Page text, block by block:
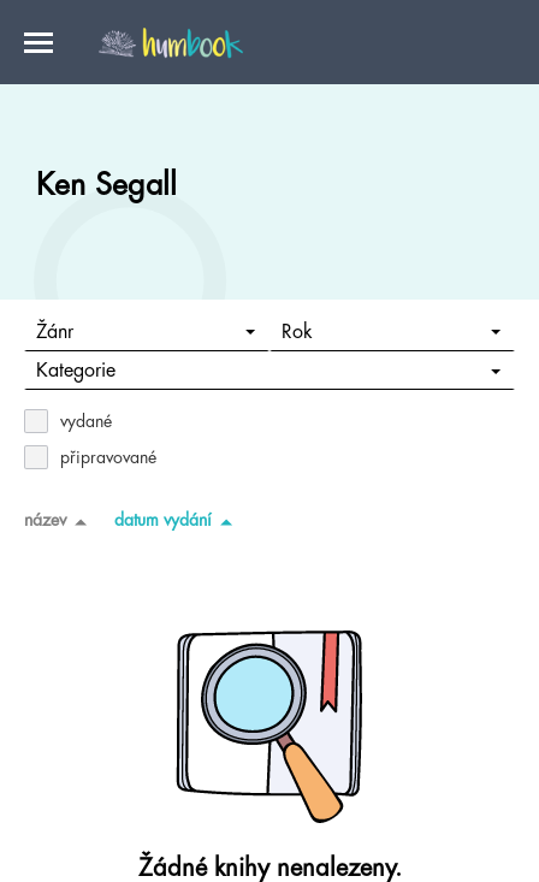
Ken Segall
Žánr Rok
Kategorie
vydané
připravované
název datum vydání
Žádné knihy nenalezeny.